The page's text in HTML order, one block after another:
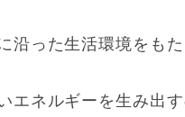
沿った生活環境をも
エネルギーを生み出